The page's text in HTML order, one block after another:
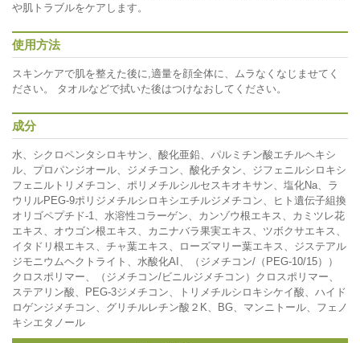
や肌トラブルをケアします。
使用方法
スキンケアで肌を整えた後に,適量を顔全体に、ムラなくなじませてく
ださい。 タオルなどで拭いた後はつけなおしてください。
成分
水、シクロペンタシロキサン、酸化亜鉛、パルミチン酸エチルヘキシ
ル、プロパンジオール、ジメチコン、酸化チタン、ジフェニルシロキシ
フェニルトリメチコン、ポリメチルシルセスキオキサン、塩化Na、ラ
ウリルPEG-9ポリジメチルシロキシエチルジメチコン、ヒト遺伝子組換
オリゴペプチド-1、水溶性コラーゲン、カンゾウ根エキス、カミツレ花
エキス、オウゴン根エキス、カニナバラ果実エキス、ツボクサエキス、
イタドリ根エキス、チャ葉エキス、ローズマリー葉エキス、ジステアル
ジモニウムヘクトライト、水酸化AI、（ジメチコン/（PEG-10/15））
クロスポリマー、（ジメチコン/ビニルジメチコン）クロスポリマー、
ステアリン酸、PEG-3ジメチコン、トリメチルシロキシケイ酸、ハイド
ロゲンジメチコン、グリチルレチン酸２K、BG、マンニトール、フェノ
キシエタノール